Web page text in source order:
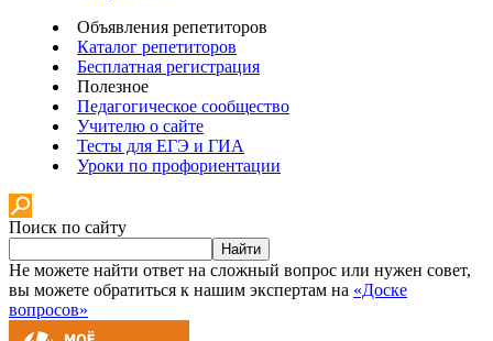
Объявления репетиторов
Каталог репетиторов
Бесплатная регистрация
Полезное
Педагогическое сообщество
Учителю о сайте
Тесты для ЕГЭ и ГИА
Уроки по профориентации
Поиск по сайту
Найти
Не можете найти ответ на сложный вопрос или нужен совет,
вы можете обратиться к нашим экспертам на «Доске
вопросов»